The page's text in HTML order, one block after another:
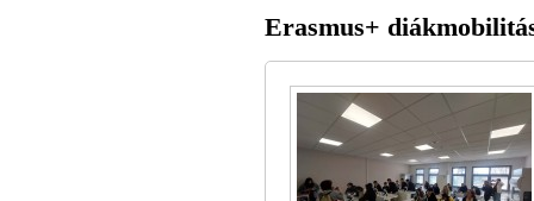
Erasmus+